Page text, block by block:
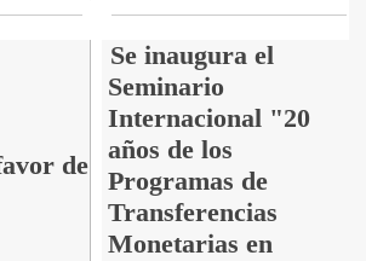
de
Se inaugura el
Seminario
Internacional "20
años de los
Programas de
Transferencias
Monetarias en